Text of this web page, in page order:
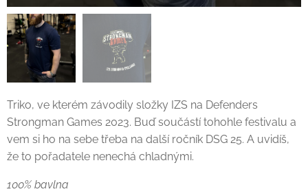
Triko, ve kterém závodily složky IZS na Defenders
Strongman Games 2023. Buď součástí tohohle festivalu a
vem si ho na sebe třeba na další ročník DSG 25. A uvidíš,
že to pořadatele nenechá chladnými.
100% bavlna